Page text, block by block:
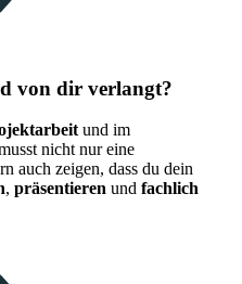
von dir verlangt?
und im
nicht nur eine
auch zeigen, dass du dein
, präsentieren und fachlich